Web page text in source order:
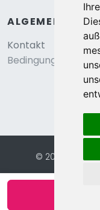
ALGEMEIN
Kontakt
Bedingungen und
© 2026